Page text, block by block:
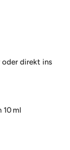
oder direkt ins
10 ml